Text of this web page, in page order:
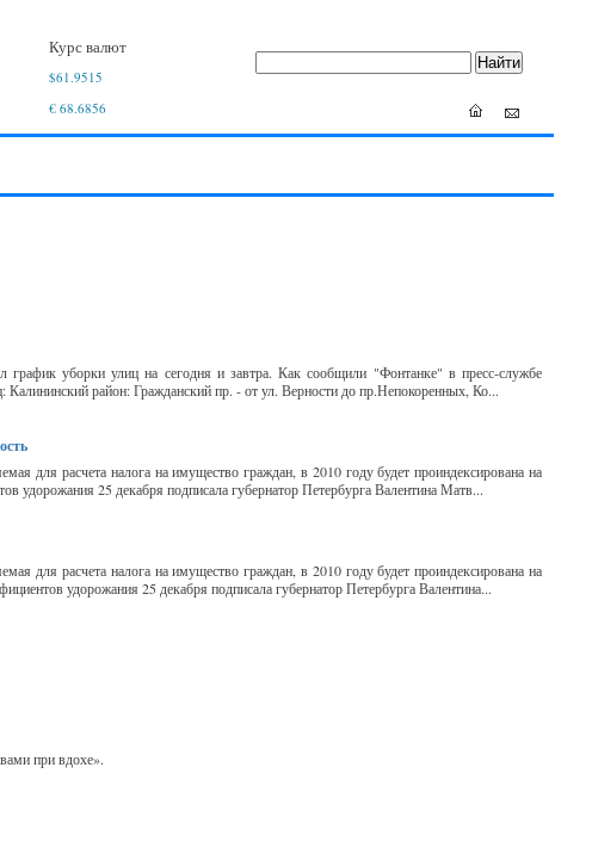
Курс валют
$61.9515
€ 68.6856
график уборки улиц на сегодня и завтра. Как сообщили "Фонтанке" в пресс-службе
Калининский район: Гражданский пр. - от ул. Верности до пр.Непокоренных, Ко...
для расчета налога на имущество граждан, в 2010 году будет проиндексирована на
удорожания 25 декабря подписала губернатор Петербурга Валентина Матв...
для расчета налога на имущество граждан, в 2010 году будет проиндексирована на
удорожания 25 декабря подписала губернатор Петербурга Валентина...
при вдохе».